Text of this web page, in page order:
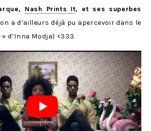
Nash Prints It, et ses superbes
a d’ailleurs déjà pu apercevoir dans le
» d’Inna Modja) <333